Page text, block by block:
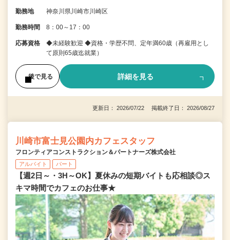
勤務地 神奈川県川崎市川崎区
勤務時間 8：00～17：00
応募資格
◆未経験歓迎 ◆資格・学歴不問、定年満60歳（再雇用とし
て原則65歳迄就業）
後で見る 詳細を見る
更新日： 2026/07/22 掲載終了日： 2026/08/27
川崎市富士見公園内カフェスタッフ
フロンティアコンストラクション＆パートナーズ株式会社
アルバイト パート
【週2日～・3H～OK】夏休みの短期バイトも応相談◎ス
キマ時間でカフェのお仕事★